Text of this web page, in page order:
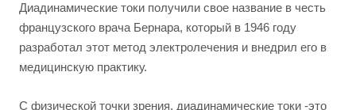
Диадинамические токи получили свое название в честь
французского врача Бернара, который в 1946 году
разработал этот метод электролечения и внедрил его в
медицинскую практику.
С физической точки зрения, диадинамические токи -это